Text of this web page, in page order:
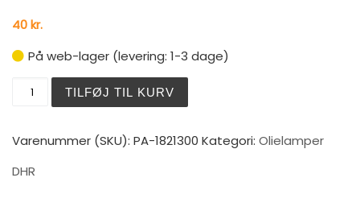
40kr.
På web-lager (levering: 1-3 dage)
TILFØJ TIL KURV
Varenummer (SKU): PA-1821300 Kategori: Olielamper
DHR